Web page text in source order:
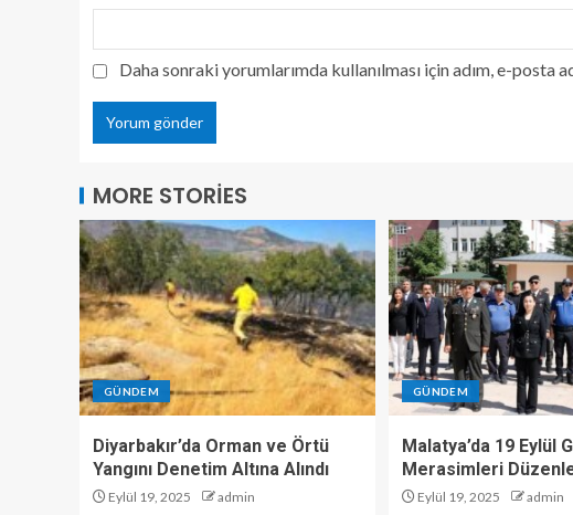
Daha sonraki yorumlarımda kullanılması için adım, e-posta
MORE STORIES
GÜNDEM
Diyarbakır’da Orman ve Örtü
Yangını Denetim Altına Alındı
Eylül 19, 2025 admin
GÜNDEM
Malatya’da 19 Eylül
Merasimleri
Eylül 19, 2025 admin